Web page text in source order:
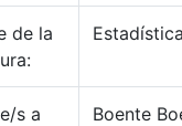
de la
s a
Boente